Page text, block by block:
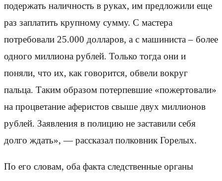
подержать наличность в руках, им предложили еще
раз заплатить крупному сумму. С мастера
потребовали 25.000 долларов, а с машиниста – более
одного миллиона рублей. Только тогда они и
поняли, что их, как говорится, обвели вокруг
пальца. Таким образом потерпевшие «пожертовали»
на процветание аферистов свыше двух миллионов
рублей. Заявления в полицию не заставили себя
долго ждать», — рассказал полковник Горелых.
По его словам, оба факта следственные органы